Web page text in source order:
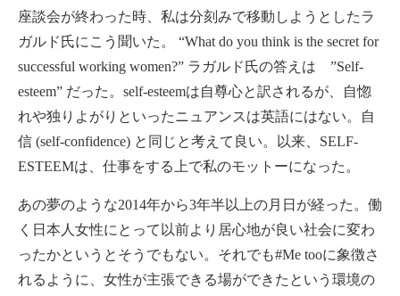
座談会が終わった時、私は分刻みで移動しようとしたラ
ガルド氏にこう聞いた。 “What do you think is the secret for
successful working women?” ラガルド氏の答えは ”Self-
esteem” だった。self-esteemは自尊心と訳されるが、自惚
れや独りよがりといったニュアンスは英語にはない。自
信 (self-confidence) と同じと考えて良い。以来、SELF-
ESTEEMは、仕事をする上で私のモットーになった。
あの夢のような2014年から3年半以上の月日が経った。働
く日本人女性にとって以前より居心地が良い社会に変わ
ったかというとそうでもない。それでも#Me tooに象徴さ
れるように、女性が主張できる場ができたという環境の